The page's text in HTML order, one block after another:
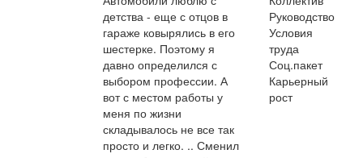
детства - еще с отцов в
гараже ковырялись в его
шестерке. Поэтому я
давно определился с
выбором профессии. А
вот с местом работы у
меня по жизни
складывалось не все так
просто и легко. .. Сменил
Руководство
Условия
труда
Соц.пакет
Карьерный
рост